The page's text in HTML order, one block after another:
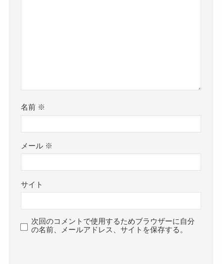
名前 ※
メール ※
サイト
次回のコメントで使用するためブラウザーに自分
の名前、メールアドレス、サイトを保存する。